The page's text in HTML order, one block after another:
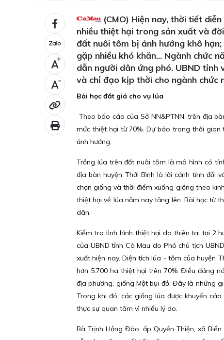
+
-
(CMO) Hiện nay, thời tiết
nhiều thiệt hại trong sản xuất và
đất nuôi tôm bị ảnh hưởng khô
gặp nhiều khó khăn... Ngành chức
dẫn người dân ứng phó. UBND
và chỉ đạo kịp thời cho ngành chức
Bài học đắt giá cho vụ lúa
Theo báo cáo của Sở NN&PTNN, trên địa
mức thiệt hại từ 70%. Dự báo trong thời
ảnh hưởng.
Trồng lúa trên đất nuôi tôm là mô hình có
địa bàn huyện Thới Bình là lời cảnh tỉnh đối
chọn giống và thời điểm xuống giống theo
thiệt hại về lúa năm nay tăng lên. Bài học từ
dân.
Kiểm tra tình hình thiệt hại do thiên tai tại 2
của UBND tỉnh Cà Mau do Phó chủ tịch
xuất hiện nay. Diện tích lúa - tôm của huyện
hơn 5.700 ha thiệt hại trên 70%. Điều đáng
địa phương, giống Một bụi đỏ. Đây là những
Trong khi đó, các giống lúa được khuyến
thực sự quan tâm vì nhiều lý do.
Bà Trịnh Hồng Đào, ấp Quyền Thiện, xã